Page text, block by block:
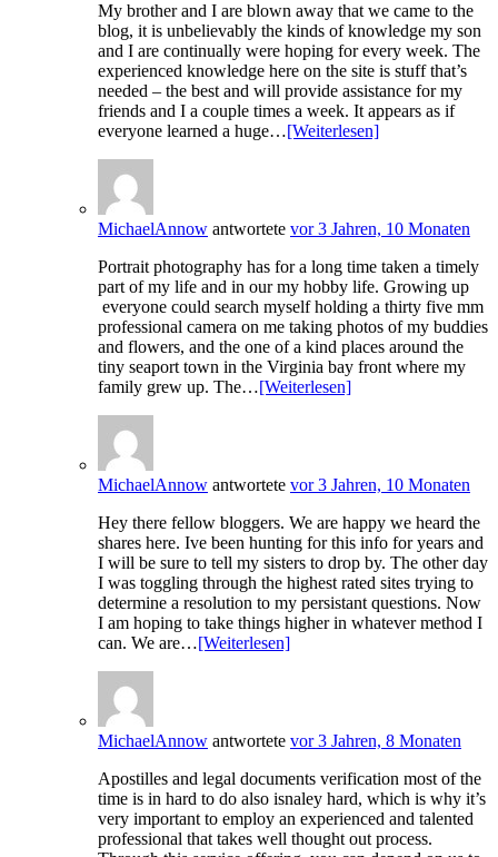
My brother and I are blown away that we came to the
blog, it is unbelievably the kinds of knowledge my son
and I are continually were hoping for every week. The
experienced knowledge here on the site is stuff that’s
needed – the best and will provide assistance for my
friends and I a couple times a week. It appears as if
everyone learned a huge…[Weiterlesen]
MichaelAnnow antwortete vor 3 Jahren, 10 Monaten
Portrait photography has for a long time taken a timely
part of my life and in our my hobby life. Growing up
everyone could search myself holding a thirty five mm
professional camera on me taking photos of my buddies
and flowers, and the one of a kind places around the
tiny seaport town in the Virginia bay front where my
family grew up. The…[Weiterlesen]
MichaelAnnow antwortete vor 3 Jahren, 10 Monaten
Hey there fellow bloggers. We are happy we heard the
shares here. Ive been hunting for this info for years and
I will be sure to tell my sisters to drop by. The other day
I was toggling through the highest rated sites trying to
determine a resolution to my persistant questions. Now
I am hoping to take things higher in whatever method I
can. We are…[Weiterlesen]
MichaelAnnow antwortete vor 3 Jahren, 8 Monaten
Apostilles and legal documents verification most of the
time is in hard to do also isnaley hard, which is why it’s
very important to employ an experienced and talented
professional that takes well thought out process.